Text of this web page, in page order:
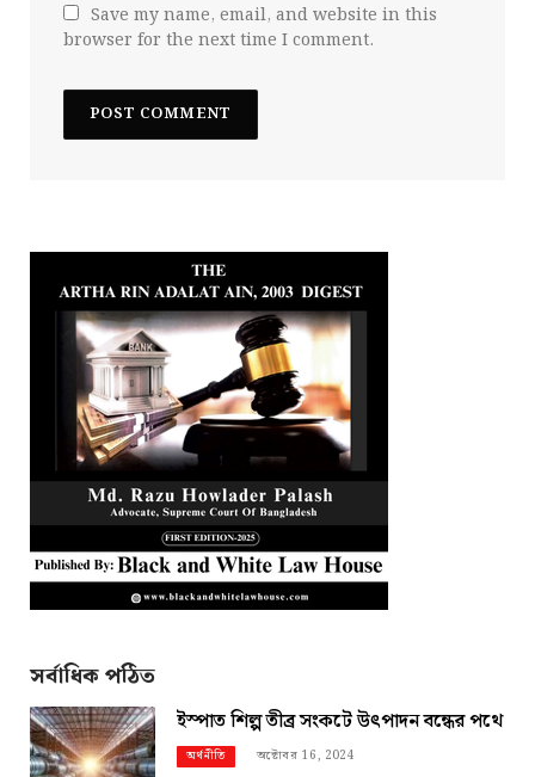
Save my name, email, and website in this
browser for the next time I comment.
সর্বাধিক পঠিত
ইস্পাত শিল্প তীব্র সংকটে উৎপাদন বন্ধের পথে
অর্থনীতি অক্টোবর 16, 2024